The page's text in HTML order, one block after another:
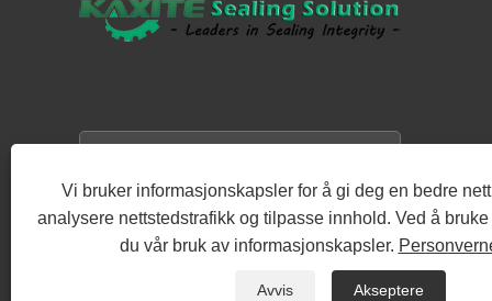
Vi bruker informasjonskapsler for å gi deg en bedre
analysere nettstedstrafikk og tilpasse innhold. Ved å
du vår bruk av informasjonskapsler.
Avvis Akseptere